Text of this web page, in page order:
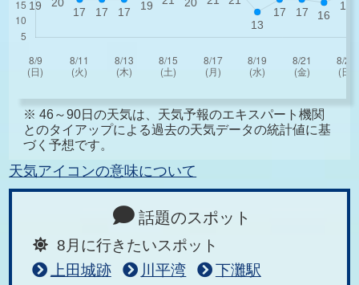
※ 46～90日の天気は、天気予報のエキスパート機関
とのタイアップによる過去の天気データの統計値に基
づく予想です。
天気アイコンの意味について
話題のスポット
8月に行きたいスポット
上田城跡
川平湾
下灘駅